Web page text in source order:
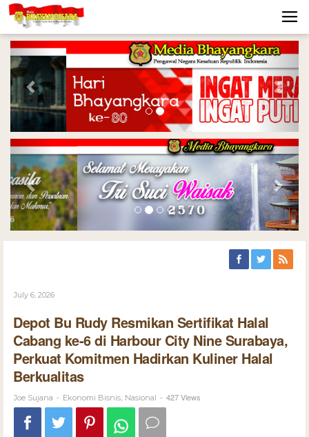
Previous Next
Previous Next
July 6, 2026
Depot Bu Rudy Resmikan Sertifikat Halal
Cabang ke-6 di Harbour City Nine Surabaya,
Perkuat Komitmen Hadirkan Kuliner Halal
Berkualitas
Joe Sujana - Ekonomi Bisnis Nasional - 427 Views